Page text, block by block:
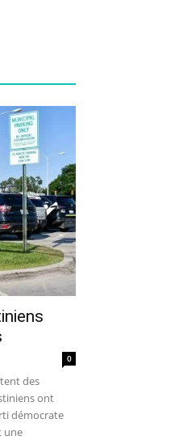
0
des
ont
démocrate
une